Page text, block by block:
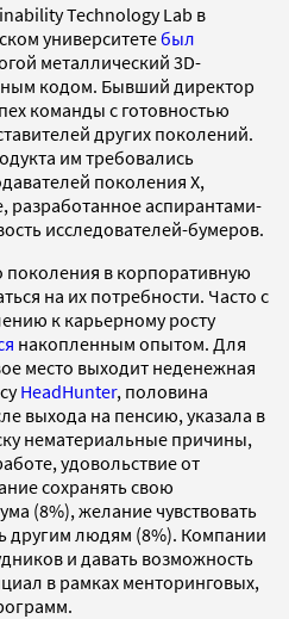
Technology Lab в
университетебыл
металлический 3D-
кодом. Бывший директор
команды с готовностью
других поколений.
им требовались
поколения X,
разработанное аспирантами-
исследователей-бумеров.
поколения в корпоративную
на их потребности. Часто с
к карьерному росту
накопленным опытом. Для
место выходит неденежная
HeadHunter, половина
выхода на пенсию, указала в
нематериальные причины,
удовольствие от
сохранять свою
(8%), желание чувствовать
другим людям (8%). Компании
и давать возможность
в рамках менторинговых,